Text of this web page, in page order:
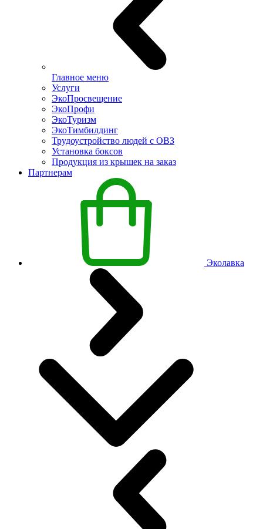
Главное меню
Услуги
ЭкоПросвещение
ЭкоПрофи
ЭкоТуризм
ЭкоТимбилдинг
Трудоустройство людей с ОВЗ
Установка боксов
Продукция из крышек на заказ
Партнерам
Эколавка